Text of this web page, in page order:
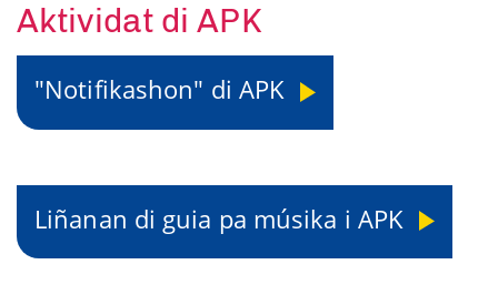
Aktividat di APK
"Notifikashon" di APK
Liñanan di guia pa músika i APK